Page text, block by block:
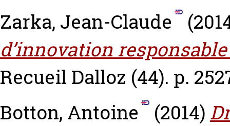
Zarka, Jean-Claude
d’innovation
Recueil Dalloz (44). p.
Botton, Antoine
(2014)